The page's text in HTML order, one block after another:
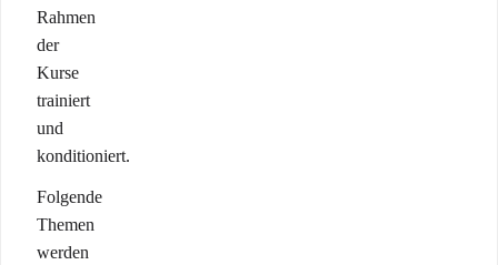
Rahmen
der
Kurse
trainiert
und
konditioniert.
Folgende
Themen
werden